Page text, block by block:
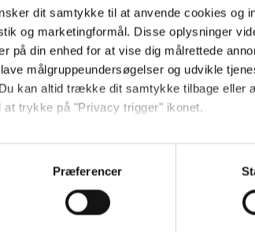
dit samtykke til at anvende cookies og
og marketingformål. Disse oplysninger
på din enhed for at vise dig målrettede
målgruppeundersøgelser og udvikle
kan altid trække dit samtykke tilbage eller
at trykke på "Privacy trigger" ikonet.
gerne:
om din placering, der kan være
Præferencer